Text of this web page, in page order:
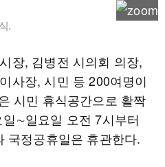
.
장, 김병전 시의회 의장,
사장, 시민 등 200여명이
시민 휴식공간으로 활짝
∼일요일 오전 7시부터
국정공휴일은 휴관한다.